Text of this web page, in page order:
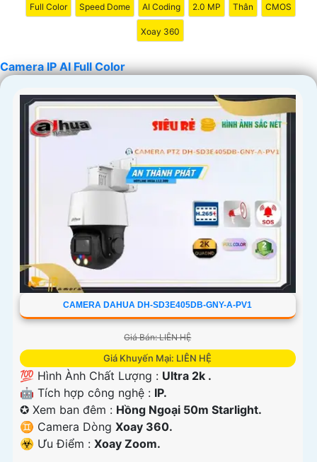
Full Color Speed Dome AI Coding 2.0 MP Thân CMOS
Xoay 360
Camera IP AI Full Color
CAMERA DAHUA DH-SD3E405DB-GNY-A-PV1
Giá Bán: LIÊN HỆ
Giá Khuyến Mại: LIÊN HỆ
💯 Hình Ành Chất Lượng : Ultra 2k .
🤖️ Tích hợp công nghệ : IP.
✪ Xem ban đêm : Hồng Ngoại 50m Starlight.
♊ Camera Dòng Xoay 360.
️☣️ Ưu Điểm : Xoay Zoom.